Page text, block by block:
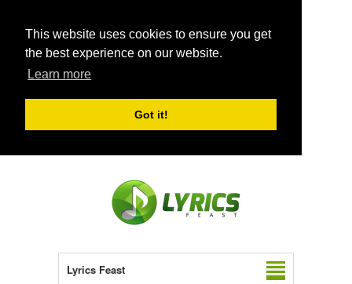
This website uses cookies to ensure you get
the best experience on our website.
Learn more
Got it!
Lyrics Feast